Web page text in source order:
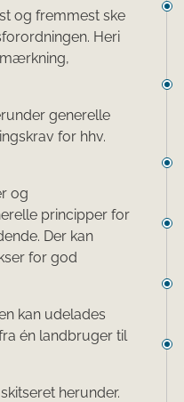
og fremmest ske
Heri
generelle
for hhv.
og
principper for
Der kan
for god
kan udelades
én landbruger til
herunder.